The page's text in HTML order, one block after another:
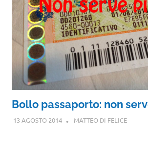
Bollo passaporto: non
13 AGOSTO 2014 MATTEO DI FELICE